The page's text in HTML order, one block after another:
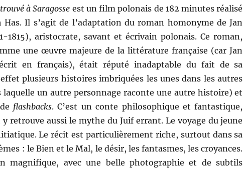
à Saragosse est un film polonais de 182 minutes réalisé
Has. Il s’agit de l’adaptation du roman homonyme de Jan
1815), aristocrate, savant et écrivain polonais. Ce roman,
une œuvre majeure de la littérature française (car Jan
en français), était réputé inadaptable du fait de sa
plusieurs histoires imbriquées les unes dans les autres
un autre personnage raconte une autre histoire) et
flashbacks. C’est un conte philosophique et fantastique,
retrouve aussi le mythe du Juif errant. Le voyage du jeune
Le récit est particulièrement riche, surtout dans sa
: le Bien et le Mal, le désir, les fantasmes, les croyances.
magnifique, avec une belle photographie et de subtils